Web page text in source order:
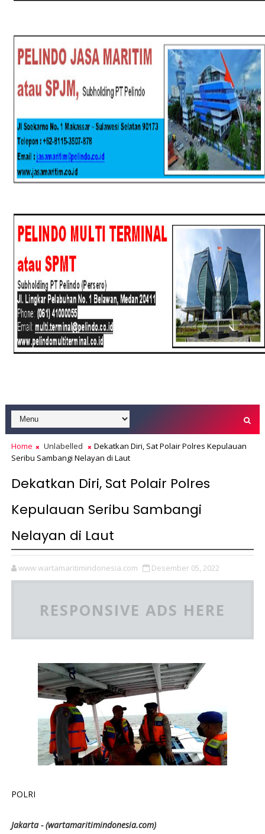
Home Unlabelled
Dekatkan Diri, Sat Polair Polres Kepulauan
Seribu Sambangi Nelayan di Laut
Dekatkan Diri, Sat Polair Polres
Kepulauan Seribu Sambangi
Nelayan di Laut
www.wartamaritimindonesia.com Desember 05, 2022
RESPONSIVE ADS HERE
POLRI
Jakarta - (wartamaritimindonesia.com)